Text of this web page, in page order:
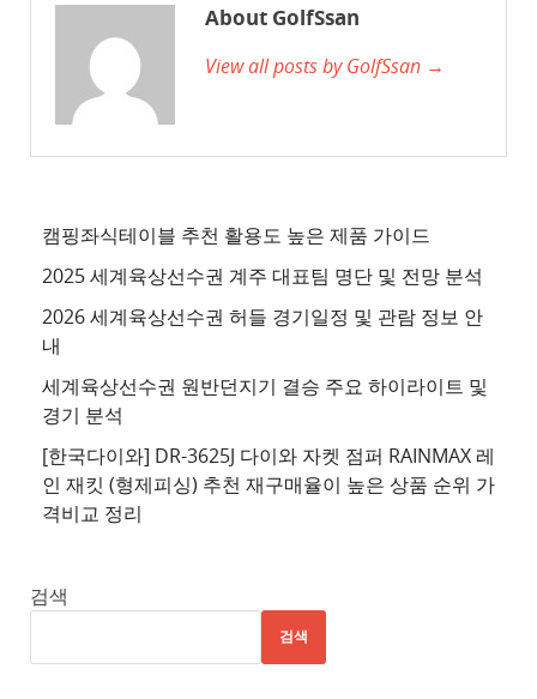
이
추
사
이
트
추
사
이
About GolfSsan
View all posts by GolfSsan →
캠핑좌식테이블 추천 활용도 높은 제품 가이드
2025 세계육상선수권 계주 대표팀 명단 및 전망 분석
2026 세계육상선수권 허들 경기일정 및 관람 정보 안
내
세계육상선수권 원반던지기 결승 주요 하이라이트 및
경기 분석
[한국다이와] DR-3625J 다이와 자켓 점퍼 RAINMAX 레
인 재킷 (형제피싱) 추천 재구매율이 높은 상품 순위 가
격비교 정리
검색
검색